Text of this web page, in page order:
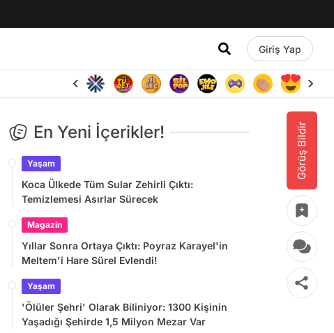
Giriş Yap
Görüş Bildir
En Yeni İçerikler!
Yaşam
Koca Ülkede Tüm Sular Zehirli Çıktı:
Temizlemesi Asırlar Sürecek
Magazin
Yıllar Sonra Ortaya Çıktı: Poyraz Karayel'in
Meltem'i Hare Sürel Evlendi!
Yaşam
'Ölüler Şehri' Olarak Biliniyor: 1300 Kişinin
Yaşadığı Şehirde 1,5 Milyon Mezar Var